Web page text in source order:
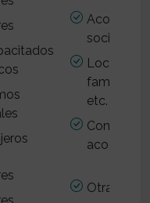
social
familias,
etc.
acogida
Otras